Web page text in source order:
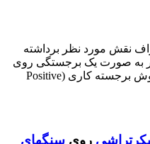
نظر برداشته
یک برجستگی روی
باقی میماند. ازاین رو به این روش برجسته کاری (Positive
رویسنگهای